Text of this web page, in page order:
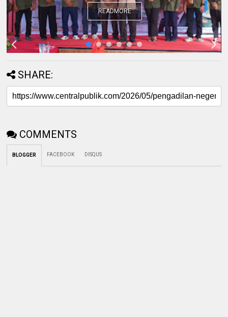
READMORE
SHARE:
COMMENTS
BLOGGER FACEBOOK DISQUS